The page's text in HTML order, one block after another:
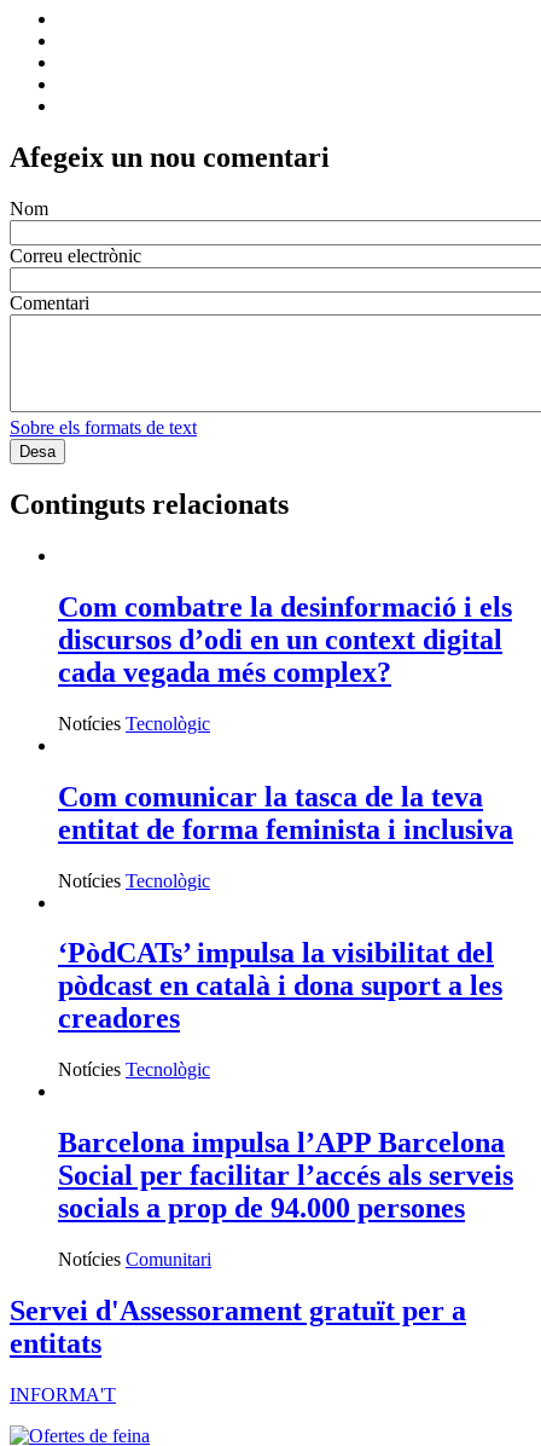
Afegeix un nou comentari
Nom
Correu electrònic
Comentari
Sobre els formats de text
Continguts relacionats
Com combatre la desinformació i els
discursos d’odi en un context digital
cada vegada més complex?
Notícies Tecnològic
Com comunicar la tasca de la teva
entitat de forma feminista i inclusiva
Notícies Tecnològic
‘PòdCATs’ impulsa la visibilitat del
pòdcast en català i dona suport a les
creadores
Notícies Tecnològic
Barcelona impulsa l’APP Barcelona
Social per facilitar l’accés als serveis
socials a prop de 94.000 persones
Notícies Comunitari
Servei d'Assessorament gratuït per a
entitats
INFORMA'T